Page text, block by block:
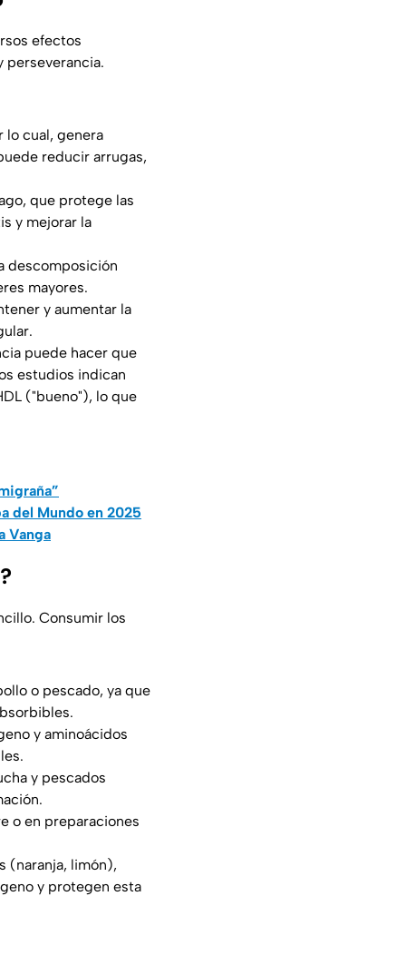
efectos
perseverancia.
lo cual, genera
reducir arrugas,
que protege las
y mejorar la
descomposición
mayores.
y aumentar la
puede hacer que
estudios indican
("bueno"), lo que
del Mundo en 2025
Vanga
Consumir los
o pescado, ya que
y aminoácidos
y pescados
o en preparaciones
(naranja, limón),
y protegen esta